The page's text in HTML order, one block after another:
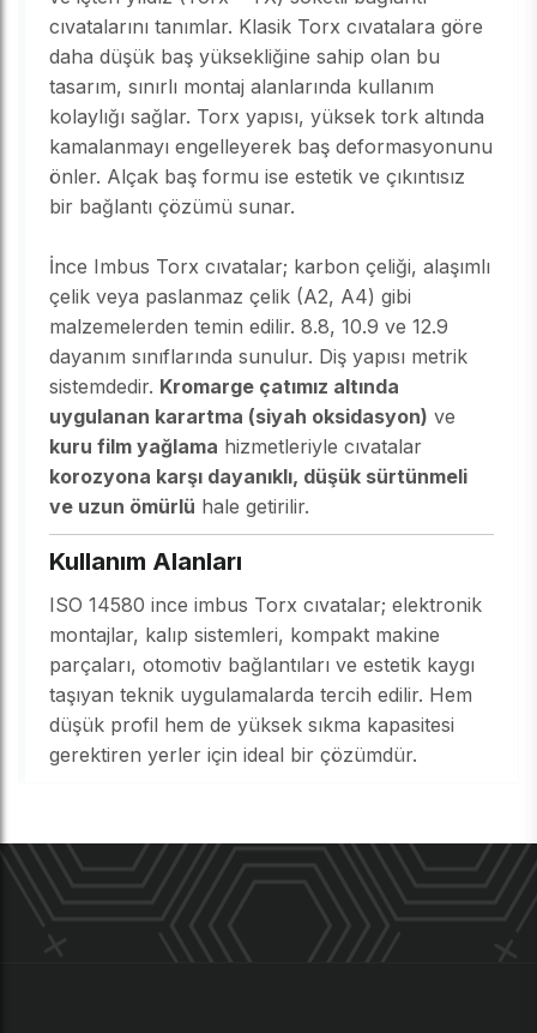
cıvatalarını tanımlar. Klasik Torx cıvatalara göre
daha düşük baş yüksekliğine sahip olan bu
tasarım, sınırlı montaj alanlarında kullanım
kolaylığı sağlar. Torx yapısı, yüksek tork altında
kamalanmayı engelleyerek baş deformasyonunu
önler. Alçak baş formu ise estetik ve çıkıntısız
bir bağlantı çözümü sunar.
İnce Imbus Torx cıvatalar; karbon çeliği, alaşımlı
çelik veya paslanmaz çelik (A2, A4) gibi
malzemelerden temin edilir. 8.8, 10.9 ve 12.9
dayanım sınıflarında sunulur. Diş yapısı metrik
sistemdedir. Kromarge çatımız altında
uygulanan karartma (siyah oksidasyon) ve
kuru film yağlama hizmetleriyle cıvatalar
korozyona karşı dayanıklı, düşük sürtünmeli
ve uzun ömürlü hale getirilir.
Kullanım Alanları
ISO 14580 ince imbus Torx cıvatalar; elektronik
montajlar, kalıp sistemleri, kompakt makine
parçaları, otomotiv bağlantıları ve estetik kaygı
taşıyan teknik uygulamalarda tercih edilir. Hem
düşük profil hem de yüksek sıkma kapasitesi
gerektiren yerler için ideal bir çözümdür.